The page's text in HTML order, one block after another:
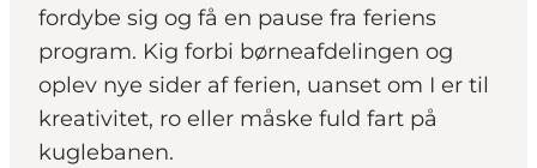
fordybe sig og få en pause fra feriens
program. Kig forbi børneafdelingen og
oplev nye sider af ferien, uanset om I er til
kreativitet, ro eller måske fuld fart på
kuglebanen.